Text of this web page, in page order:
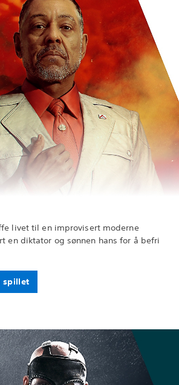
livet til en improvisert moderne
en diktator og sønnen hans for å befri
spillet